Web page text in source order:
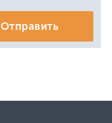
Отправить